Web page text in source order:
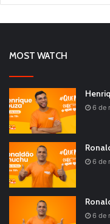
MOST WATCH
6 de
6 de
6 de